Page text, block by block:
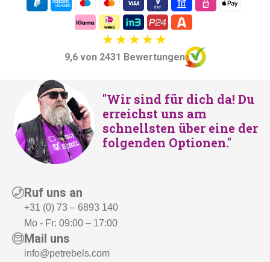
9,6 von 2431 Bewertungen
"Wir sind für dich da! Du
erreichst uns am
schnellsten über eine der
folgenden Optionen."
Ruf uns an
+31 (0) 73 – 6893 140
Mo - Fr: 09:00 – 17:00
Mail uns
info@petrebels.com